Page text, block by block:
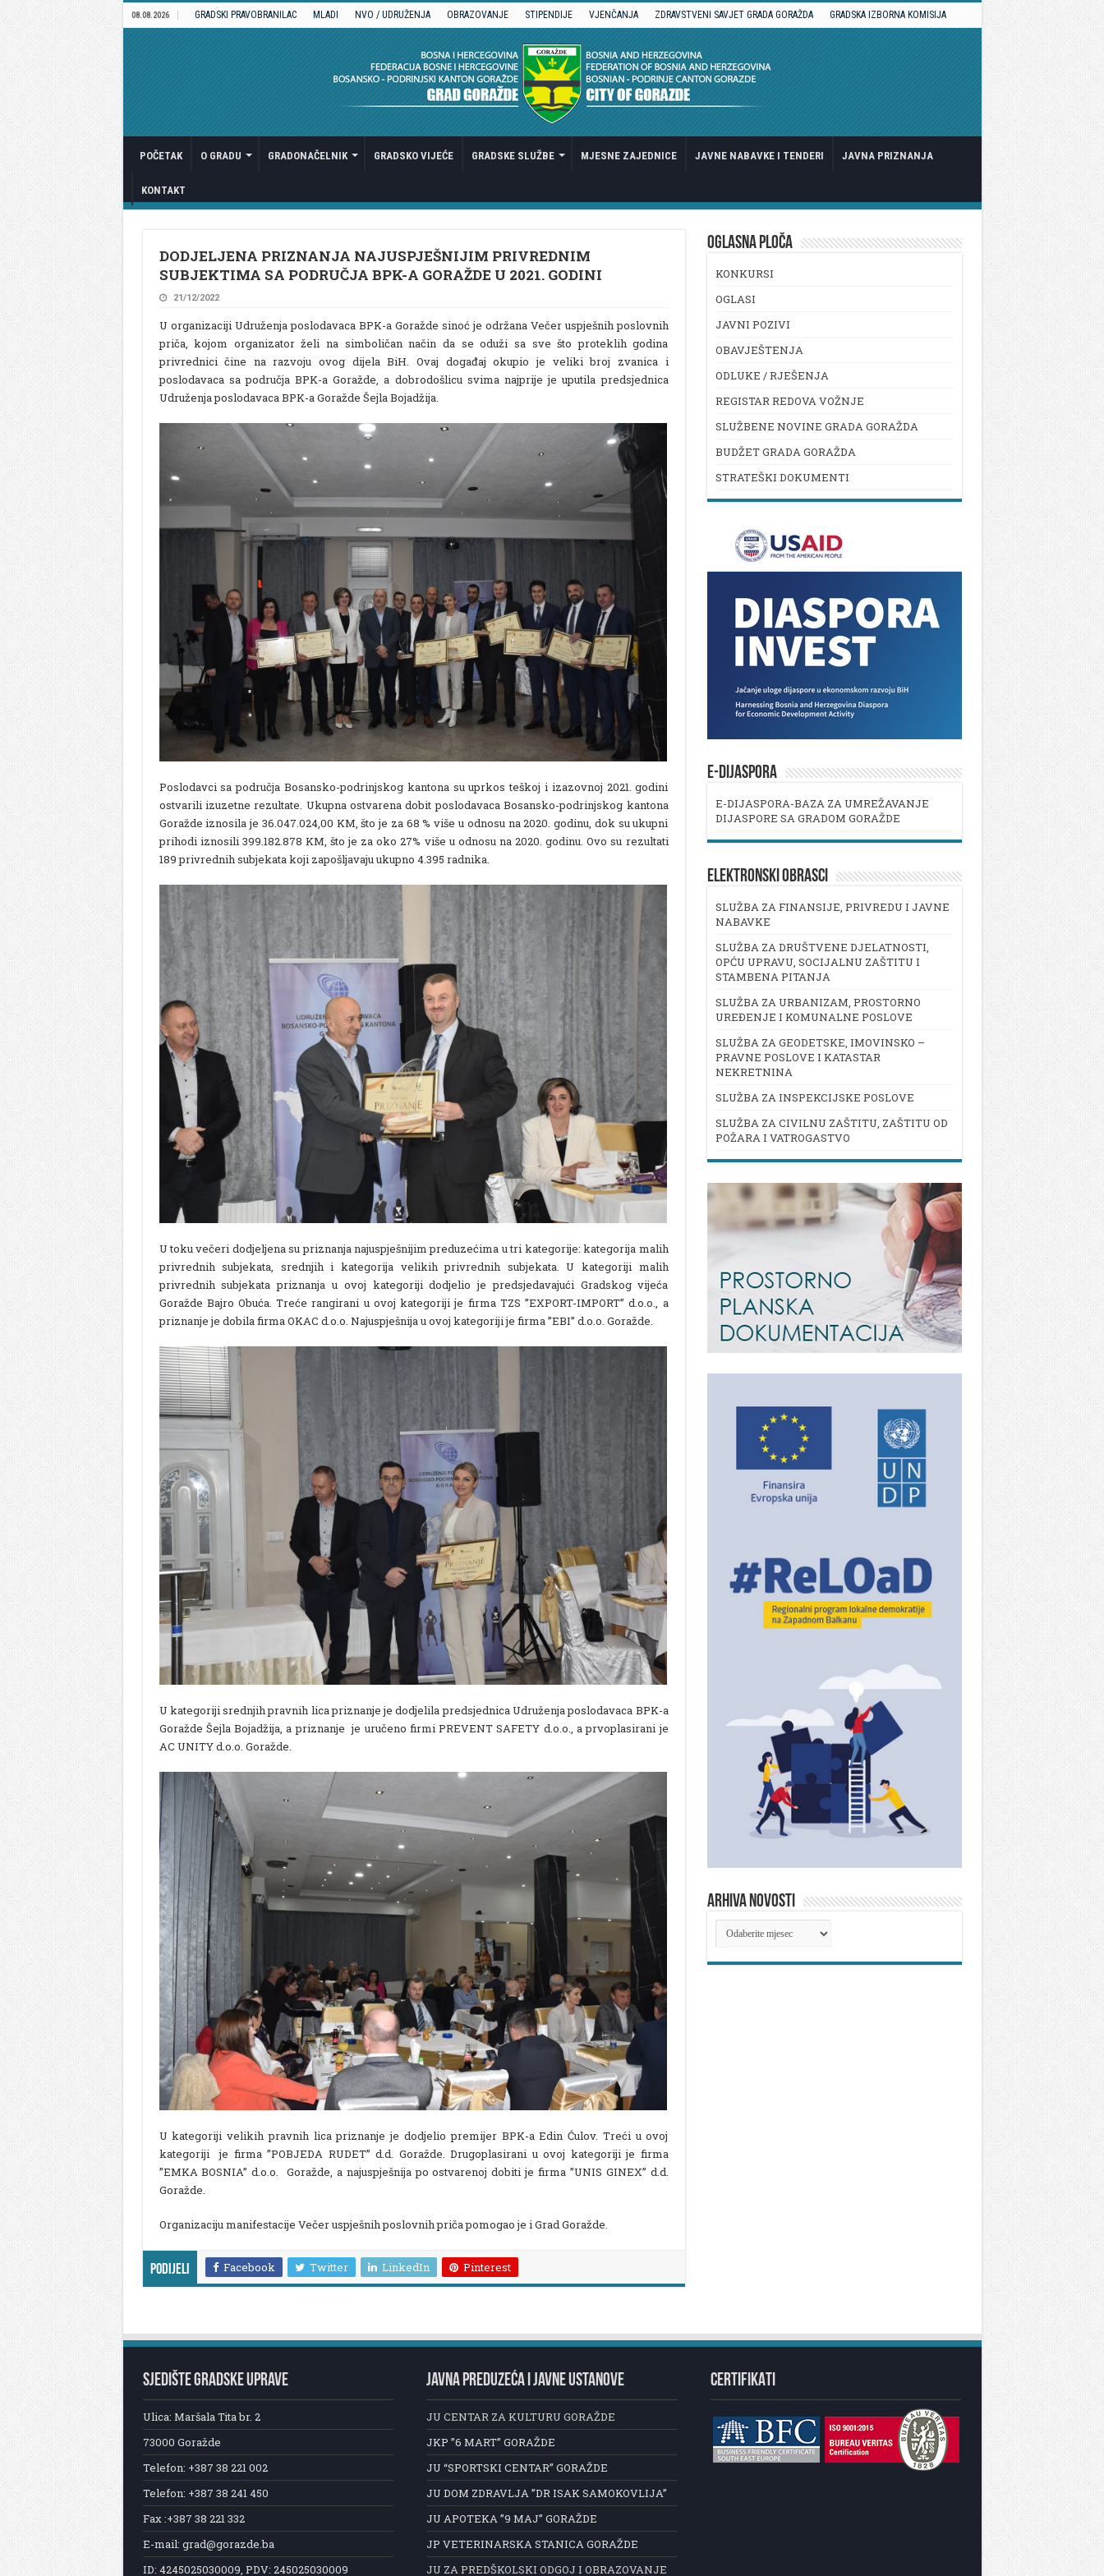
08.08.2026 GRADSKI PRAVOBRANILAC MLADI NVO / UDRUŽENJA OBRAZOVANJE STIPENDIJE VJENČANJA ZDRAVSTVENI SAVJET GRADA GORAŽDA GRADSKA IZBORNA KOMISIJA
POČETAK O GRADU GRADONAČELNIK GRADSKO VIJEĆE GRADSKE SLUŽBE MJESNE ZAJEDNICE JAVNE NABAVKE I TENDERI JAVNA PRIZNANJA
KONTAKT
DODJELJENA PRIZNANJA NAJUSPJEŠNIJIM PRIVREDNIM
SUBJEKTIMA SA PODRUČJA BPK-A GORAŽDE U 2021. GODINI
21/12/2022
U organizaciji Udruženja poslodavaca BPK-a Goražde sinoć je održana Večer uspješnih poslovnih
priča, kojom organizator želi na simboličan način da se oduži sa sve što proteklih godina
privrednici čine na razvoju ovog dijela BiH. Ovaj događaj okupio je veliki broj zvanica i
poslodavaca sa područja BPK-a Goražde, a dobrodošlicu svima najprije je uputila predsjednica
Udruženja poslodavaca BPK-a Goražde Šejla Bojadžija.
Poslodavci sa područja Bosansko-podrinjskog kantona su uprkos teškoj i izazovnoj 2021. godini
ostvarili izuzetne rezultate. Ukupna ostvarena dobit poslodavaca Bosansko-podrinjskog kantona
Goražde iznosila je 36.047.024,00 KM, što je za 68 % više u odnosu na 2020. godinu, dok su ukupni
prihodi iznosili 399.182.878 KM, što je za oko 27% više u odnosu na 2020. godinu. Ovo su rezultati
189 privrednih subjekata koji zapošljavaju ukupno 4.395 radnika.
U toku večeri dodjeljena su priznanja najuspješnijim preduzećima u tri kategorije: kategorija malih
privrednih subjekata, srednjih i kategorija velikih privrednih subjekata. U kategoriji malih
privrednih subjekata priznanja u ovoj kategoriji dodjelio je predsjedavajući Gradskog vijeća
Goražde Bajro Obuća. Treće rangirani u ovoj kategoriji je firma TZS ”EXPORT-IMPORT” d.o.o., a
priznanje je dobila firma OKAC d.o.o. Najuspješnija u ovoj kategoriji je firma ”EBI” d.o.o. Goražde.
U kategoriji srednjih pravnih lica priznanje je dodjelila predsjednica Udruženja poslodavaca BPK-a
Goražde Šejla Bojadžija, a priznanje je uručeno firmi PREVENT SAFETY d.o.o., a prvoplasirani je
AC UNITY d.o.o. Goražde.
U kategoriji velikih pravnih lica priznanje je dodjelio premijer BPK-a Edin Ćulov. Treći u ovoj
kategoriji je firma ”POBJEDA RUDET” d.d. Goražde. Drugoplasirani u ovoj kategoriji je firma
”EMKA BOSNIA” d.o.o. Goražde, a najuspješnija po ostvarenoj dobiti je firma ”UNIS GINEX” d.d.
Goražde.
Organizaciju manifestacije Večer uspješnih poslovnih priča pomogao je i Grad Goražde.
Podijeli Facebook Twitter LinkedIn Pinterest
OGLASNA PLOČA
KONKURSI
OGLASI
JAVNI POZIVI
OBAVJEŠTENJA
ODLUKE / RJEŠENJA
REGISTAR REDOVA VOŽNJE
SLUŽBENE NOVINE GRADA GORAŽDA
BUDŽET GRADA GORAŽDA
STRATEŠKI DOKUMENTI
E-DIJASPORA
E-DIJASPORA-BAZA ZA UMREŽAVANJE
DIJASPORE SA GRADOM GORAŽDE
ELEKTRONSKI OBRASCI
SLUŽBA ZA FINANSIJE, PRIVREDU I JAVNE
NABAVKE
SLUŽBA ZA DRUŠTVENE DJELATNOSTI,
OPĆU UPRAVU, SOCIJALNU ZAŠTITU I
STAMBENA PITANJA
SLUŽBA ZA URBANIZAM, PROSTORNO
UREĐENJE I KOMUNALNE POSLOVE
SLUŽBA ZA GEODETSKE, IMOVINSKO –
PRAVNE POSLOVE I KATASTAR
NEKRETNINA
SLUŽBA ZA INSPEKCIJSKE POSLOVE
SLUŽBA ZA CIVILNU ZAŠTITU, ZAŠTITU OD
POŽARA I VATROGASTVO
ARHIVA NOVOSTI
ARHIVA
NOVOSTI
SJEDIŠTE GRADSKE UPRAVE
Ulica: Maršala Tita br. 2
73000 Goražde
Telefon: +387 38 221 002
Telefon: +387 38 241 450
Fax :+387 38 221 332
E-mail: grad@gorazde.ba
ID: 4245025030009, PDV: 245025030009
JAVNA PREDUZEĆA I JAVNE USTANOVE
JU CENTAR ZA KULTURU GORAŽDE
JKP ”6 MART” GORAŽDE
JU “SPORTSKI CENTAR” GORAŽDE
JU DOM ZDRAVLJA ”DR ISAK SAMOKOVLIJA”
JU APOTEKA ”9 MAJ” GORAŽDE
JP VETERINARSKA STANICA GORAŽDE
JU ZA PREDŠKOLSKI ODGOJ I OBRAZOVANJE
CERTIFIKATI